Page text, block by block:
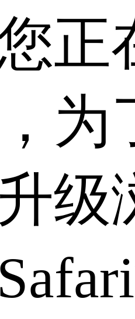
正
为
级